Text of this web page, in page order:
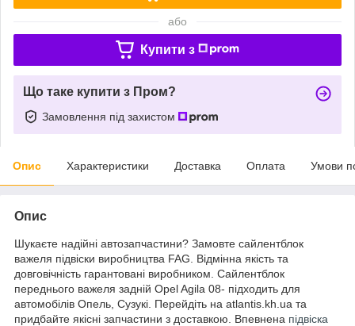
або
Купити з
Що таке купити з Пром?
Замовлення під захистом
Опис Характеристики Доставка Оплата Умови
Опис
Шукаєте надійні автозапчастини? Замовте сайлентблок
важеля підвіски виробництва FAG. Відмінна якість та
довговічність гарантовані виробником. Сайлентблок
переднього важеля задній Opel Agila 08- підходить для
автомобілів Опель, Сузукі. Перейдіть на atlantis.kh.ua та
придбайте якісні запчастини з доставкою. Впевнена підвіска